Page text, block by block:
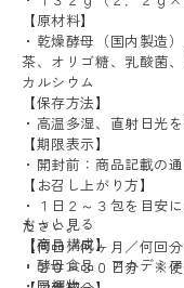
【原材料】
・乾燥酵母（国内製造
茶、オリゴ糖、乳酸菌
カルシウム
【保存方法】
・高温多湿、直射日光
【期限表示】
・開封前：商品記載の
【お召し上がり方】
・１日２～３包を目安
ださい。
【何日／何ヶ月／何回
・２０～３０日分 ※使
もっと見る
【商品構成】
・酵母食品 アカデミ